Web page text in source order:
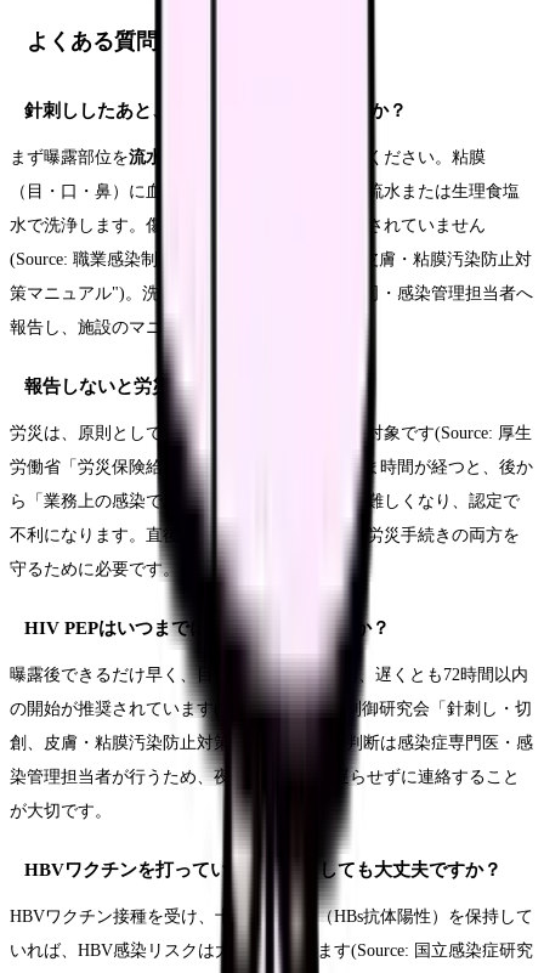
よくある質問
針刺ししたあと、まず何をすればよいですか？
まず曝露部位を流水と石けんで十分に洗浄
してください。粘膜
（目・口・鼻）に血液が入った場合は、多量の流水または生理食塩
水で洗浄します。傷を強く絞り出すことは推奨されていません
(Source: 職業感染制御研究会「針刺し・切創、皮膚・粘膜汚染防止対
策マニュアル")。洗浄を終えたら、速やかに上司・感染管理担当者へ
報告し、施設のマニュアルに沿って対応します。
報告しないと労災は使えないのですか？
労災は、原則として業務遂行中の事故・疾病が対象です(Source: 厚生
労働省「労災保険給付の概要")。報告がないまま時間が経つと、後か
ら「業務上の感染であった」と証明することが難しくなり、認定で
不利になります。直後の報告は、本人の健康と労災手続きの両方を
守るために必要です。
HIV PEPはいつまでに始めればよいですか？
曝露後できるだけ早く、目安として2時間以内、遅くとも72時間以内
の開始が推奨されています(Source: 職業感染制御研究会「針刺し・切
創、皮膚・粘膜汚染防止対策マニュアル")。判断は感染症専門医・感
染管理担当者が行うため、夜間・休日でも遅らせずに連絡すること
が大切です。
HBVワクチンを打っていれば針刺ししても大丈夫ですか？
HBVワクチン接種を受け、十分な抗体価（HBs抗体陽性）を保持して
いれば、HBV感染リスクは大きく下がります(Source: 国立感染症研究